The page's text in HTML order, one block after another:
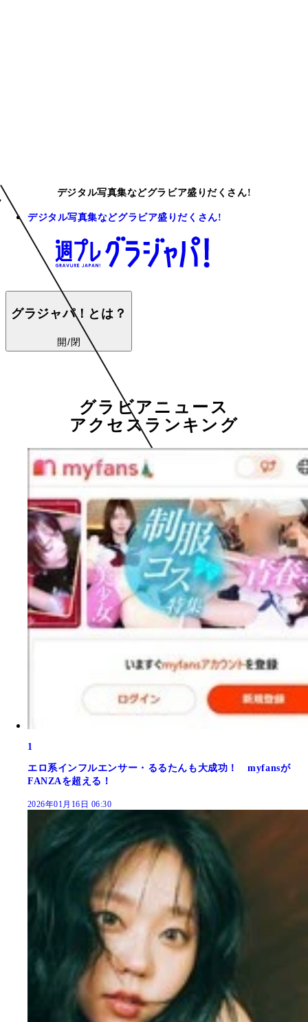
デジタル写真集などグラビア盛りだくさん!
デジタル写真集などグラビア盛りだくさん!
グラジャパ！とは？
開/閉
グラビアニュース
アクセスランキング
1
エロ系インフルエンサー・るるたんも大成功！ myfansが
FANZAを超える！
2026年01月16日 06:30